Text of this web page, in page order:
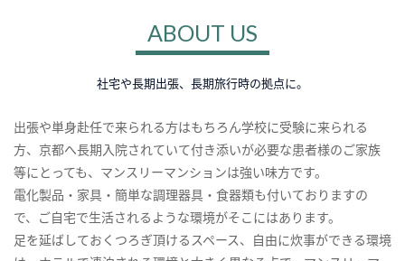
ABOUT US
社宅や長期出張、長期旅行時の拠点に。
出張や単身赴任で来られる方はもちろん学校に受験に来られる
方、京都へ長期入院されていて付き添いが必要な患者様のご家族
等にとっても、マンスリーマンションは強い味方です。
電化製品・家具・簡単な調理器具・食器類も付いておりますの
で、ご自宅で生活されるような環境がそこにはあります。
足を延ばしておくつろぎ頂けるスペース、自由に炊事ができる環境